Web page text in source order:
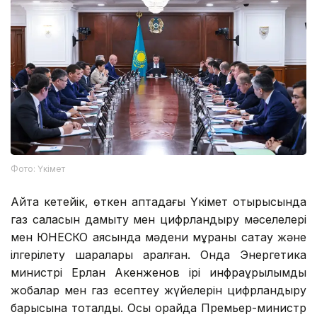
Фото: Үкімет
Айта кетейік, өткен аптадағы Үкімет отырысында
газ саласын дамыту мен цифрландыру мәселелері
мен ЮНЕСКО аясында мәдени мұраны сақтау және
ілгерілету шаралары қаралған. Онда Энергетика
министрі Ерлан Ақкенженов ірі инфрақұрылымдық
жобалар мен газ есептеу жүйелерін цифрландыру
барысына тоқталды. Осы орайда Премьер-министр